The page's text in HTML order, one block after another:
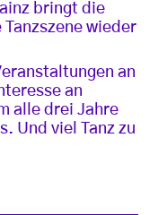
bringt die
wieder
an
an
alle drei Jahre
Und viel Tanz zu